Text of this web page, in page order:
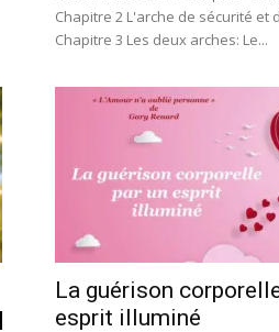
Chapitre 2 L'arche de sécurité et
Chapitre 3 Les deux arches: Le...
La guérison
esprit illuminé